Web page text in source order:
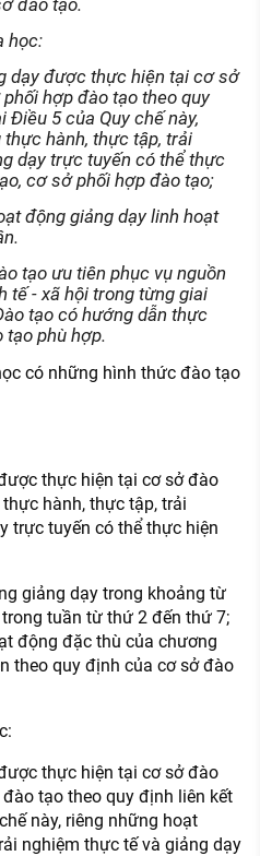
học:
dạy được thực hiện tại cơ sở
hợp đào tạo theo quy
5 của Quy chế này,
hành, thực tập, trải
dạy trực tuyến có thể thực
cơ sở phối hợp đào tạo;
động giảng dạy linh hoạt
tạo ưu tiên phục vụ nguồn
tế - xã hội trong từng giai
tạo có hướng dẫn thực
phù hợp.
có những hình thức đào tạo
thực hiện tại cơ sở đào
hành, thực tập, trải
trực tuyến có thể thực hiện
giảng dạy trong khoảng từ
tuần từ thứ 2 đến thứ 7;
động đặc thù của chương
theo quy định của cơ sở đào
thực hiện tại cơ sở đào
tạo theo quy định liên kết
này, riêng những hoạt
nghiệm thực tế và giảng dạy